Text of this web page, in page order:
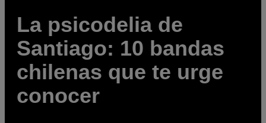
La psicodelia de
Santiago: 10 bandas
chilenas que te urge
conocer